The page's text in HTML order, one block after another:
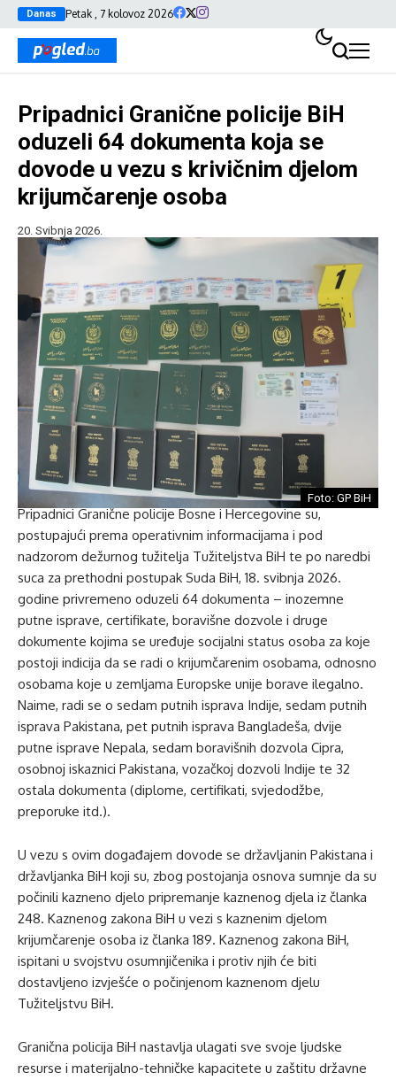
Danas Petak , 7 kolovoz 2026
Pripadnici Granične policije BiH
oduzeli 64 dokumenta koja se
dovode u vezu s krivičnim djelom
krijumčarenje osoba
20. Svibnja 2026.
Foto: GP BiH
Pripadnici Granične policije Bosne i Hercegovine su,
postupajući prema operativnim informacijama i pod
nadzorom dežurnog tužitelja Tužiteljstva BiH te po naredbi
suca za prethodni postupak Suda BiH, 18. svibnja 2026.
godine privremeno oduzeli 64 dokumenta – inozemne
putne isprave, certifikate, boravišne dozvole i druge
dokumente kojima se uređuje socijalni status osoba za koje
postoji indicija da se radi o krijumčarenim osobama, odnosno
osobama koje u zemljama Europske unije borave ilegalno.
Naime, radi se o sedam putnih isprava Indije, sedam putnih
isprava Pakistana, pet putnih isprava Bangladeša, dvije
putne isprave Nepala, sedam boravišnih dozvola Cipra,
osobnoj iskaznici Pakistana, vozačkoj dozvoli Indije te 32
ostala dokumenta (diplome, certifikati, svjedodžbe,
preporuke itd.).
U vezu s ovim događajem dovode se državljanin Pakistana i
državljanka BiH koji su, zbog postojanja osnova sumnje da su
počinili kazneno djelo pripremanje kaznenog djela iz članka
248. Kaznenog zakona BiH u vezi s kaznenim djelom
krijumčarenje osoba iz članka 189. Kaznenog zakona BiH,
ispitani u svojstvu osumnjičenika i protiv njih će biti
dostavljeno izvješće o počinjenom kaznenom djelu
Tužiteljstvu BiH.
Granična policija BiH nastavlja ulagati sve svoje ljudske
resurse i materijalno-tehničke kapacitete u zaštitu državne